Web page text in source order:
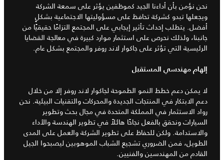
نحن نؤمن بأن أداءنا الجيد كموظفين يؤثر على سمعة الشركة
ويجعلها تبدو كشركة تحافظ على مسؤوليتها الاجتماعية بشكلٍ
أفضل. يتطلب إحداث تأثير إيجابي على المجتمع التزامًا حقيقيًا من
جانبنا، ولذلك نحرص على استثمار موارد كبيرة في معالجة القضايا
الرئيسية التي تؤثر على جاكوار لاند روفر والمجتمع بشكل عام.
إلهام مهندسي المستقبل
لا يمكن دعم خطط النمو الطموحة لجاكوار لاند روفر إلا من خلال
دعم الابتكار في المنتجات الجديدة والمحركات والتقنيات البيئية. نحن
رواد الاستثمار في المملكة المتحدة في مجال بحث وتطوير
السيارات ونحقق بالفعل نجاحًا هائلاً في تطوير الهندسة والأداء
والاستدامة. ولكن للحفاظ على تطوير الشركة والعمل على المدى
الطويل، فمن الضروري تشجيع الشباب الموهوبين ليصبحوا الجيل
القادم من المهندسين والفنيين.